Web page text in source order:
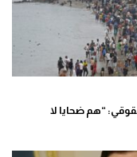
وحقوقي: “هم ضحايا لا